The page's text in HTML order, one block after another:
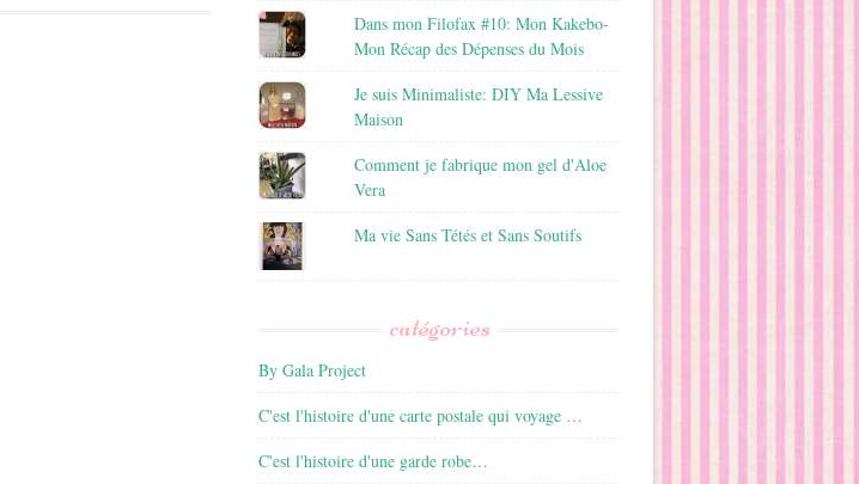
Dans mon Filofax #10: Mon Kakebo-
Mon Récap des Dépenses du Mois
Je suis Minimaliste: DIY Ma Lessive
Maison
Comment je fabrique mon gel d'Aloe
Vera
Ma vie Sans Tétés et Sans Soutifs
catégories
By Gala Project
C'est l'histoire d'une carte postale qui voyage …
C'est l'histoire d'une garde robe…